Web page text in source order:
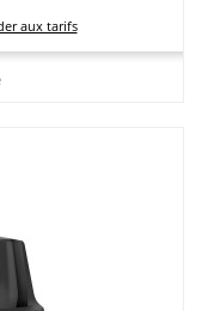
aux tarifs